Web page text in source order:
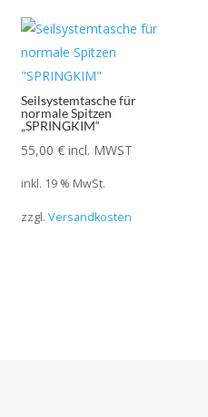
Seilsystemtasche für
normale Spitzen
„SPRINGKIM“
55,00 € incl. MWST
inkl. 19 % MwSt.
zzgl. Versandkosten